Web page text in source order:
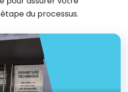
du processus.